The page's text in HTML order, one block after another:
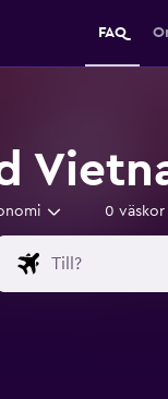
FAQ
0 väskor